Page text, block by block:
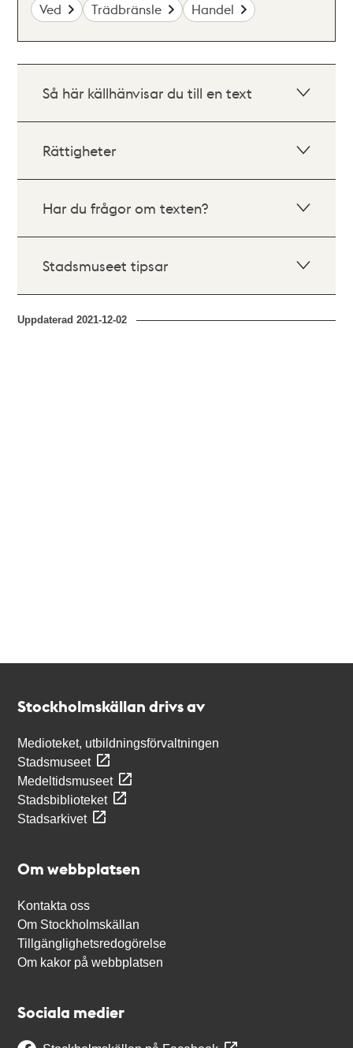
Ved Trädbränsle Handel
Så här källhänvisar du till en text
Rättigheter
Har du frågor om texten?
Stadsmuseet tipsar
Uppdaterad2021-12-02
Stockholmskällan drivs av
Medioteket, utbildningsförvaltningen
Stadsmuseet
Medeltidsmuseet
Stadsbiblioteket
Stadsarkivet
Om webbplatsen
Kontakta oss
Om Stockholmskällan
Tillgänglighetsredogörelse
Om kakor på webbplatsen
Sociala medier